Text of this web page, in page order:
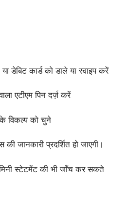
डेबिट कार्ड को डाले या स्वाइप करें
एटीएम पिन दर्ज़ करें
विकल्प को चुने
जानकारी प्रदर्शित हो जाएगी।
मिनी स्टेटमेंट की भी जाँच कर सकते